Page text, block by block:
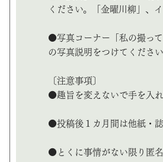
ください。「金曜川柳」、
●写真コーナー「私の撮っ
の写真説明をつけてくださ
〔注意事項〕
●趣旨を変えないで手を入
●投稿後１カ月間は他紙・
●とくに事情がない限り匿